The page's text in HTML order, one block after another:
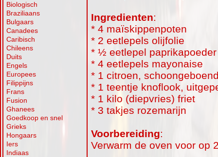
Biologisch
Braziliaans
Bulgaars
Canadees
Caribisch
Chileens
Duits
Engels
Europees
Filippijns
Frans
Fusion
Ghanees
Goedkoop en snel
Grieks
Hongaars
Iers
Indiaas
Ingredienten:
* 4 maïskippenpoten
* 2 eetlepels olijfolie
* ½ eetlepel paprikapoeder
* 4 eetlepels mayonaise
* 1 citroen,
* 1 teentje knoflook,
* 1 kilo (diepvries) friet
* 3 takjes rozemarijn
Voorbereiding:
Verwarm de oven voor op